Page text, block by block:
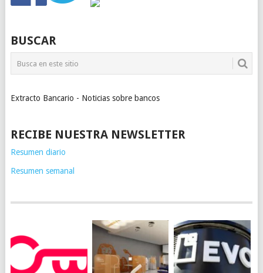
BUSCAR
Extracto Bancario - Noticias sobre bancos
RECIBE NUESTRA NEWSLETTER
Resumen diario
Resumen semanal